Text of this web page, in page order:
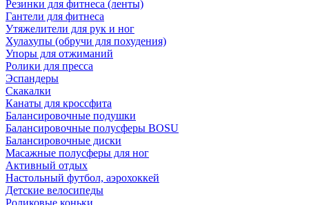
Резинки для фитнеса (ленты)
Гантели для фитнеса
Утяжелители для рук и ног
Хулахупы (обручи для похудения)
Упоры для отжиманий
Ролики для пресса
Эспандеры
Скакалки
Канаты для кроссфита
Балансировочные подушки
Балансировочные полусферы BOSU
Балансировочные диски
Масажные полусферы для ног
Активный отдых
Настольный футбол, аэрохоккей
Детские велосипеды
Роликовые коньки